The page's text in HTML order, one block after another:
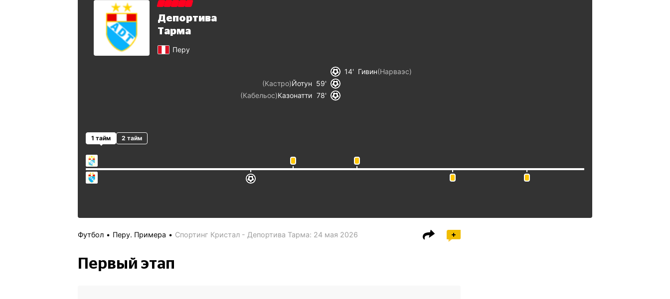
Депортива
Тарма
Перу
14 (Нарваэс)
Гивин
(Кастро)Йотун 59
(Кабельос)Казонатти 78
1 тайм 2 тайм
Футбол Перу. Примера Спортинг Кристал - Депортива Тарма: 24 мая 2026
Первый этап